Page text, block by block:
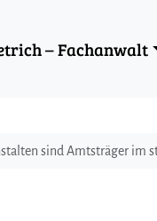
– Fachanwalt
sind Amtsträger im